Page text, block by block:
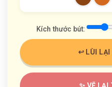
Kích thước bút:
↩️ LÙI LẠI